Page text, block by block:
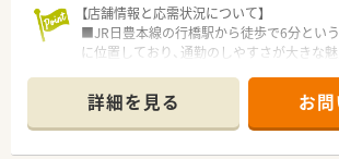
【店舗情報と応需状況について】
■JR日豊本線の行橋駅から徒歩で6分とい
に位置しており、通勤のしやすさが大きな魅
膚科に加えて美容皮膚科も精力的に展開さ
■処方箋枚数は1日あたり40枚から50枚程度
とパート2名の薬剤師体制にて運営を行って
詳細を見る お